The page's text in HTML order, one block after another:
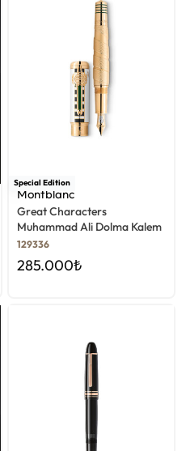
Special Edition
Montblanc
Great Characters
Muhammad Ali Dolma Kalem
129336
285.000₺